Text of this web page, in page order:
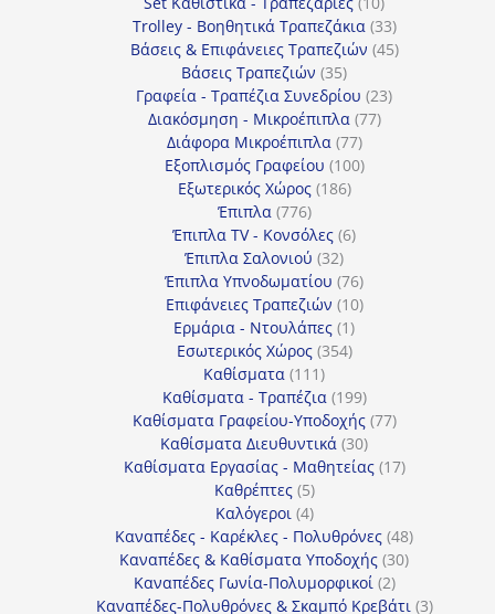
προϊόντα
Trolley - Βοηθητικά Τραπεζάκια 3333
προϊόντα
Βάσεις & Επιφάνειες Τραπεζιών 4545
Βάσεις Τραπεζιών 3535
προϊόντα
Γραφεία - Τραπέζια Συνεδρίου 2323
Διακόσμηση - Μικροέπιπλα 7777
Διάφορα Μικροέπιπλα 7777
προϊόντα
Εξοπλισμός Γραφείου 100100
Εξωτερικός Χώρος 186186
Έπιπλα 776776
προϊόντα
Έπιπλα TV - Κονσόλες 66
Έπιπλα Σαλονιού 3232
προϊόντα
Έπιπλα Υπνοδωματίου 7676
προϊόντα
Επιφάνειες Τραπεζιών 1010
Ερμάρια - Ντουλάπες 11
προϊόν
Εσωτερικός Χώρος 354354
Καθίσματα 111111
προϊόντα
Καθίσματα - Τραπέζια 199199
προϊόντα
Καθίσματα Γραφείου-Υποδοχής 7777
Καθίσματα Διευθυντικά 3030
προϊόντα
Καθίσματα Εργασίας - Μαθητείας 1717
Καθρέπτες 55
προϊόντα
Καλόγεροι 44
προϊόντα
Καναπέδες - Καρέκλες - Πολυθρόνες 4848
προϊόντα
Καναπέδες & Καθίσματα Υποδοχής 3030
Καναπέδες Γωνία-Πολυμορφικοί 22
προϊόντα
Καναπέδες-Πολυθρόνες & Σκαμπό Κρεβάτι 33